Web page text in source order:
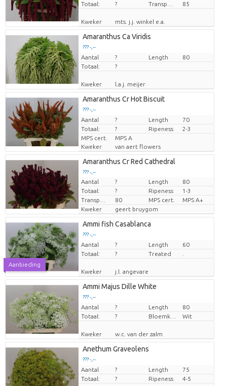
Totaal:
? 85
Kweker mts. j.j. winkel e.a.
Amaranthus Ca Viridis
??? -,--
Prijs per stuk
Aantal ? Length
80
Totaal:
?
Kweker l.a.j. meijer
Amaranthus Cr Hot Biscuit
??? -,--
Prijs per stuk
Aantal ? Length
70
Totaal:
? Ripeness
2-3
MPS cert.
MPS A
Kweker
van aert flowers
Amaranthus Cr Red Cathedral
??? -,--
Prijs per stuk
Aantal ? Length
80
Totaal:
? Ripeness
1-3
80 MPS cert.
MPS A+
Kweker
geert bruygom
Aanbieding
Ammi fish Casablanca
??? -,--
Prijs per stuk
Aantal ? Length
60
Totaal:
? Treated
Kweker j.l. angevare
Ammi Majus Dille White
??? -,--
Prijs per stuk
Aantal ? Length
80
Totaal:
? Wit
Kweker w.c. van der zalm
Anethum Graveolens
??? -,--
Prijs per stuk
Aantal ? Length
75
Totaal:
? Ripeness 4-5